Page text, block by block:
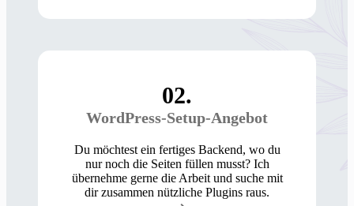
02.
WordPress-Setup-Angebot
Du möchtest ein fertiges Backend, wo du
nur noch die Seiten füllen musst? Ich
übernehme gerne die Arbeit und suche mit
dir zusammen nützliche Plugins raus.